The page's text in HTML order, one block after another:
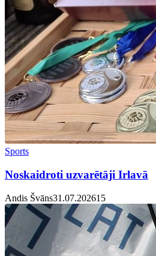
Sports
Noskaidroti uzvarētāji Irlavā
Andis Švāns31.07.20261 5